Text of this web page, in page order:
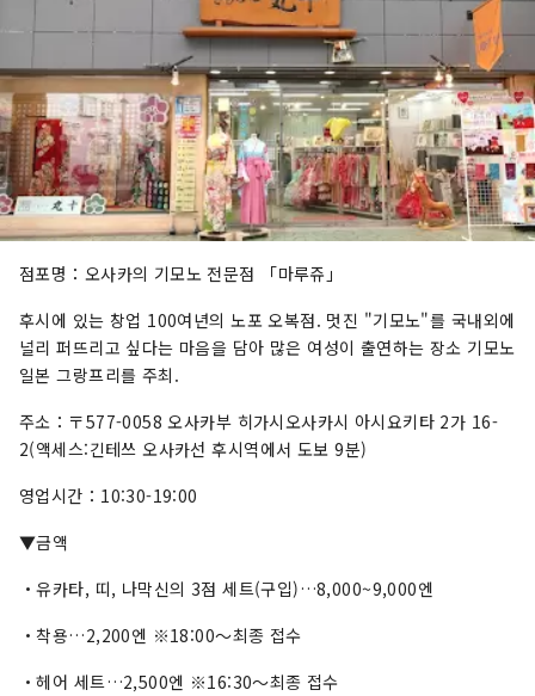
점포명：오사카의 기모노 전문점 「마루쥬」
후시에 있는 창업 100여년의 노포 오복점. 멋진 "기모노"를 국내외에
널리 퍼뜨리고 싶다는 마음을 담아 많은 여성이 출연하는 장소 기모노
일본 그랑프리를 주최.
주소：〒577-0058 오사카부 히가시오사카시 아시요키타 2가 16-
2(액세스:긴테쓰 오사카선 후시역에서 도보 9분)
영업시간：10:30-19:00
▼금액
・유카타, 띠, 나막신의 3점 세트(구입)…8,000~9,000엔
・착용…2,200엔 ※18:00～최종 접수
・헤어 세트…2,500엔 ※16:30～최종 접수